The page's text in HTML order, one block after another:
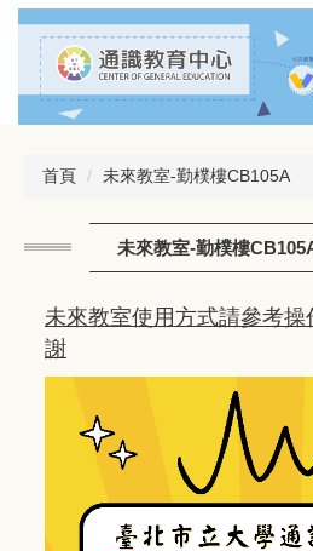
要
首頁 未來教室-勤樸樓CB105A
未來教室-勤樸樓
未來教室使用方式請參考
謝